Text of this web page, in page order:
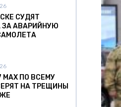
СУДЯТ
АВАРИЙНУЮ
MAX ПО ВСЕМУ
НА ТРЕЩИНЫ